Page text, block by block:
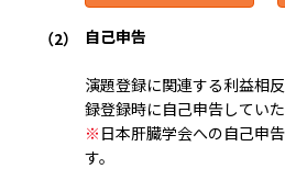
自己申告
演題登録に関連する利益相
録登録時に自己申告していた
※ 日本肝臓学会への自己申
す。